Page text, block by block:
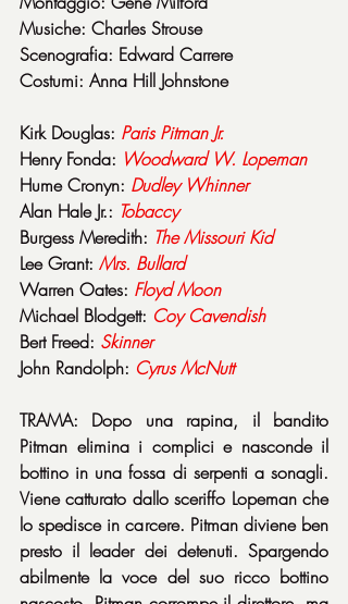
Musiche: Charles Strouse
Scenografia: Edward Carrere
Costumi: Anna Hill Johnstone
Kirk Douglas: Paris Pitman Jr.
Henry Fonda: Woodward W. Lopeman
Hume Cronyn: Dudley Whinner
Alan Hale Jr.: Tobaccy
Burgess Meredith: The Missouri Kid
Lee Grant: Mrs. Bullard
Warren Oates: Floyd Moon
Michael Blodgett: Coy Cavendish
Bert Freed: Skinner
John Randolph: Cyrus McNutt
TRAMA: Dopo una rapina, il bandito
Pitman elimina i complici e nasconde il
bottino in una fossa di serpenti a sonagli.
Viene catturato dallo sceriffo Lopeman che
lo spedisce in carcere. Pitman diviene ben
presto il leader dei detenuti. Spargendo
abilmente la voce del suo ricco bottino